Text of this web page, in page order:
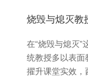
烧毁与熄灭教
在“烧毁与熄灭”
统教授多以表面
擢升课堂实效，